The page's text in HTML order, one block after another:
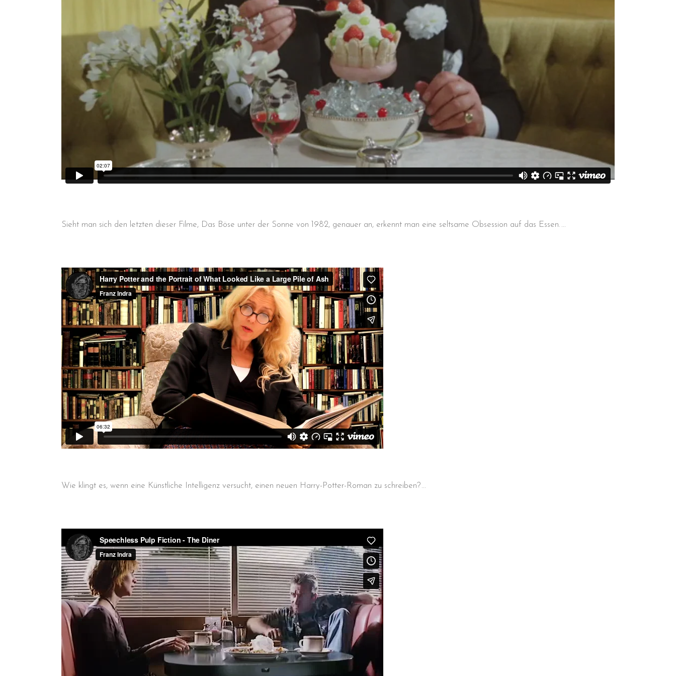
Sieht man sich den letzten dieser Filme, Das Böse unter der Sonne von 1982, genauer an, erkennt man eine seltsame Obsession auf das Essen.
Wie klingt es, wenn eine Künstliche Intelligenz versucht, einen neuen Harry-Potter-Roman zu schreiben?